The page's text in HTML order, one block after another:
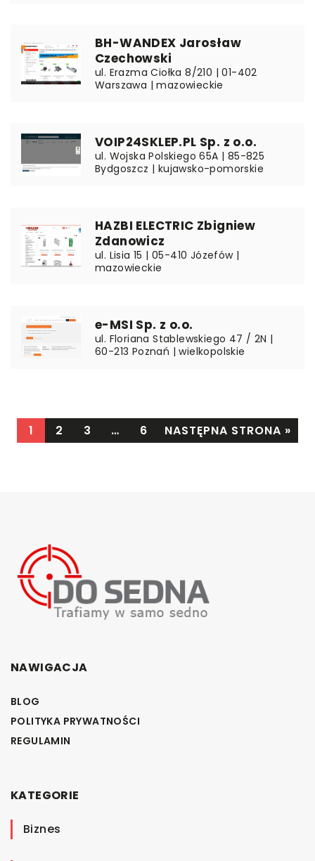
BH-WANDEX Jarosław
Czechowski
ul. Erazma Ciołka 8/210 | 01-402
Warszawa | mazowieckie
VOIP24SKLEP.PL Sp. z o.o.
ul. Wojska Polskiego 65A | 85-825
Bydgoszcz | kujawsko-pomorskie
HAZBI ELECTRIC Zbigniew
Zdanowicz
ul. Lisia 15 | 05-410 Józefów |
mazowieckie
e-MSI Sp. z o.o.
ul. Floriana Stablewskiego 47 / 2N |
60-213 Poznań | wielkopolskie
1 2 3 … 6 NASTĘPNA STRONA »
NAWIGACJA
BLOG
POLITYKA PRYWATNOŚCI
REGULAMIN
KATEGORIE
Biznes